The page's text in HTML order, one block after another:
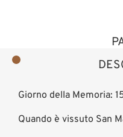
Giorno della Memoria:
Quando è vissuto San